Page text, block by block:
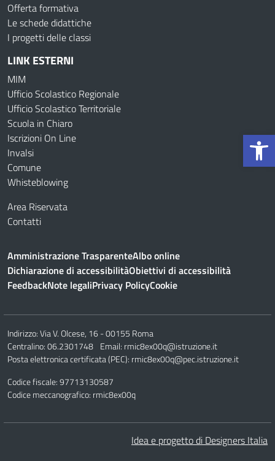
Offerta formativa
Le schede didattiche
I progetti delle classi
LINK ESTERNI
MIM
Ufficio Scolastico Regionale
Ufficio Scolastico Territoriale
Scuola in Chiaro
Iscrizioni On Line
Invalsi
Comune
Whisteblowing
Area Riservata
Contatti
Amministrazione TrasparenteAlbo online
Dichiarazione di accessibilitàObiettivi di accessibilità
FeedbackNote legaliPrivacy PolicyCookie
Indirizzo:Via V. Olcese, 16 - 00155 Roma
Centralino:06.2301748 Email: rmic8ex00q@istruzione.it
Posta elettronica certificata (PEC): rmic8ex00q@pec.istruzione.it
Codice fiscale: 97713130587
Codice meccanografico: rmic8ex00q
Idea e progetto di Designers Italia